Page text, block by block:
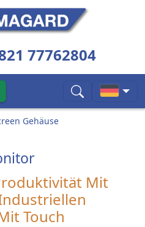
77762804
Gehäuse
Mit
Touch